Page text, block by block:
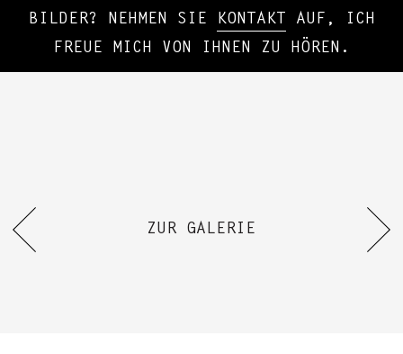
BILDER? NEHMEN SIE
KONTAKT
AUF, ICH
FREUE MICH VON IHNEN ZU HÖREN.
ZUR GALERIE